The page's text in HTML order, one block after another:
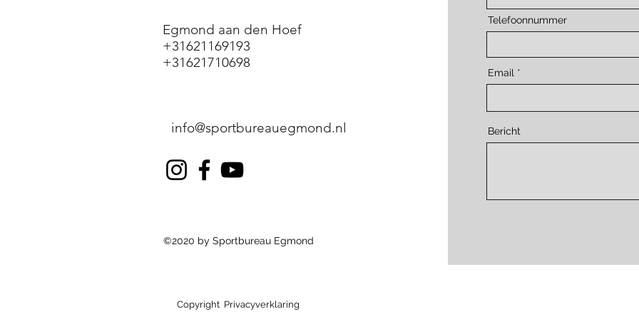
Egmond aan den Hoef
+31621169193
+31621710698
info@sportbureauegmond.nl
©2020 by Sportbureau Egmond
Telefoonnummer
Email
Bericht
Copyright Privacyverklaring